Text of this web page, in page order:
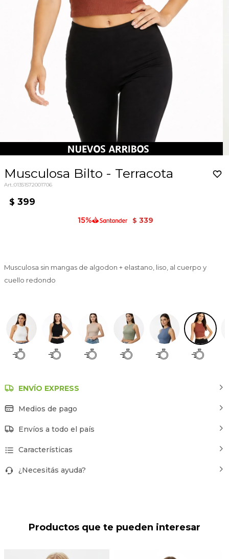
Musculosa Bilto - Terracota
01351572001706
$ 399
$ 339
Musculosa sin mangas de algodon + elastano, liso, al cuerpo y
cuello redondo
ENVÍO EXPRESS
Medios de pago
Envíos a todo el país
Características
¿Necesitás ayuda?
Productos que te pueden interesar